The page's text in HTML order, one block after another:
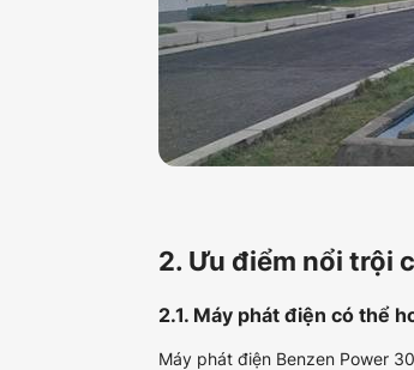
2. Ưu điểm nổi trội
2.1. Máy phát điện có thể
Máy phát điện Benzen Power